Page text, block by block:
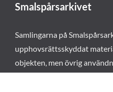
Smalspårsarkivet
Samlingarna på
upphovsrättsskyddat
objekten, men övrig